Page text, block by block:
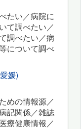
たい／病院に
て調べたい／
調べたい／病
について調べ
媛)
めの情報源／
記関係／雑誌
療健康情報／